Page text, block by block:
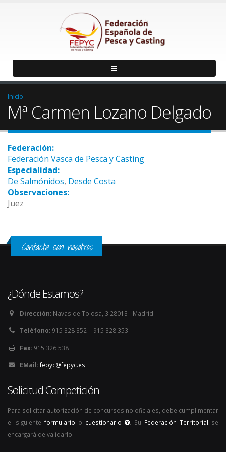
Inicio
Mª Carmen Lozano Delgado
Federación:
Federación Vasca de Pesca y Casting
Especialidad:
De Salmónidos, Desde Costa
Observaciones:
Juez
Contacta con nosotros
¿Dónde Estamos?
Dirección: Navas de Tolosa, 3 28013 - Madrid
Teléfono: 915 328 352 | 915 328 353
Fax: 915 326 538
EMail:fepyc@fepyc.es
Solicitud Competición
Para solicitar autorización de concursos no oficiales, debe cumplimentar
el siguiente formulario o cuestionario . Su Federación Territorial se
encargará de validarlo.